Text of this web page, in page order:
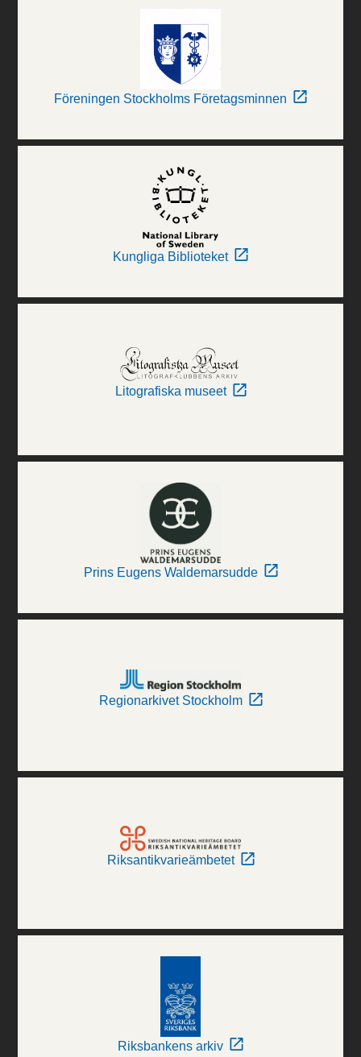
Föreningen Stockholms Företagsminnen
Kungliga Biblioteket
Litografiska museet
Prins Eugens Waldemarsudde
Regionarkivet Stockholm
Riksantikvarieämbetet
Riksbankens arkiv